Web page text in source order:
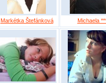
Markétka Štefánková Michaela